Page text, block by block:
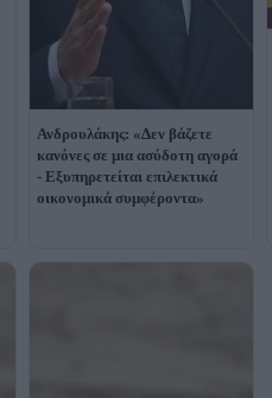
Ανδρουλάκης: «Δεν βάζετε
κανόνες σε μια ασύδοτη αγορά
- Εξυπηρετείται επιλεκτικά
οικονομικά συμφέροντα»